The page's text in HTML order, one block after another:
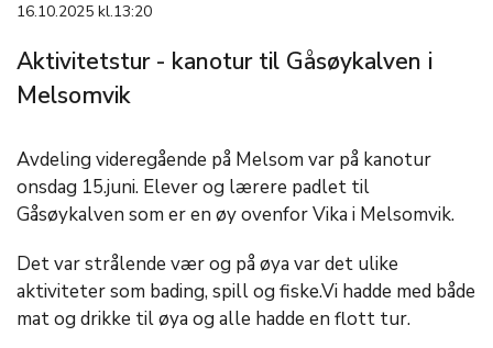
16.10.2025 kl.13:20
Aktivitetstur - kanotur til Gåsøykalven i
Melsomvik
Avdeling videregående på Melsom var på kanotur
onsdag 15.juni. Elever og lærere padlet til
Gåsøykalven som er en øy ovenfor Vika i Melsomvik.
Det var strålende vær og på øya var det ulike
aktiviteter som bading, spill og fiske.Vi hadde med både
mat og drikke til øya og alle hadde en flott tur.